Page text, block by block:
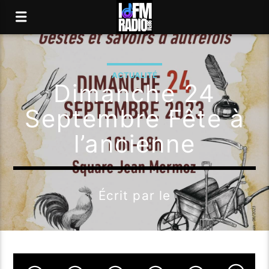
ACTUALITÉ
Dimanche 24
Septembre Fête à
l’ancienne
Écrit par le